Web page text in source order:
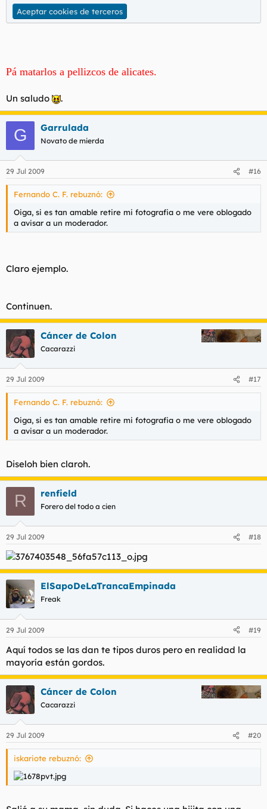
Aceptar cookies de terceros
Pá matarlos a pellizcos de alicates.
Un saludo .
G Garrulada
Novato de mierda
29 Jul 2009 #16
Fernando C. F. rebuznó:
Oiga, si es tan amable retire mi fotografia o me vere oblogado
a avisar a un moderador.
Claro ejemplo.
Continuen.
Cáncer de Colon
Cacarazzi
29 Jul 2009 #17
Fernando C. F. rebuznó:
Oiga, si es tan amable retire mi fotografia o me vere oblogado
a avisar a un moderador.
Diseloh bien claroh.
R renfield
Forero del todo a cien
29 Jul 2009 #18
ElSapoDeLaTrancaEmpinada
Freak
29 Jul 2009 #19
Aquí todos se las dan te tipos duros pero en realidad la
mayoría están gordos.
Cáncer de Colon
Cacarazzi
29 Jul 2009 #20
iskariote rebuznó: